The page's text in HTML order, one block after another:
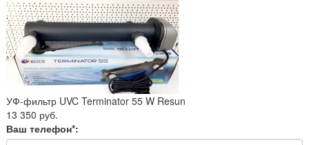
УФ-фильтр UVC Terminator 55 W Resun
13 350 руб.
Ваш телефон*: